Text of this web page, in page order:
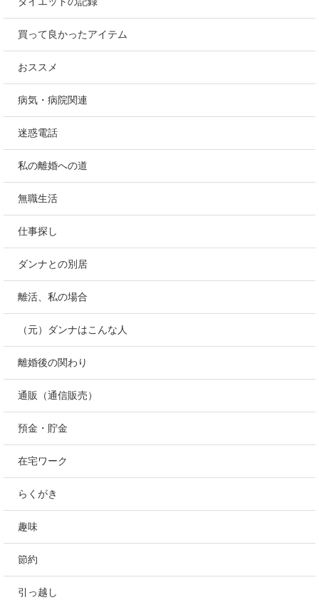
買って良かったアイテム
おススメ
病気・病院関連
迷惑電話
私の離婚への道
無職生活
仕事探し
ダンナとの別居
離活、私の場合
（元）ダンナはこんな人
離婚後の関わり
通販（通信販売）
預金・貯金
在宅ワーク
らくがき
趣味
節約
引っ越し